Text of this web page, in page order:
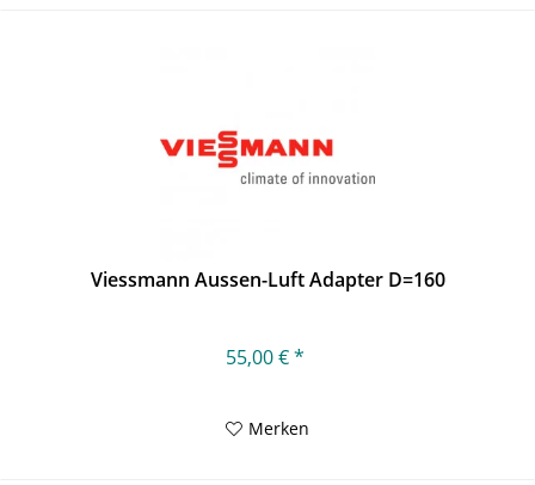
Viessmann Aussen-Luft Adapter D=160
55,00 € *
Merken